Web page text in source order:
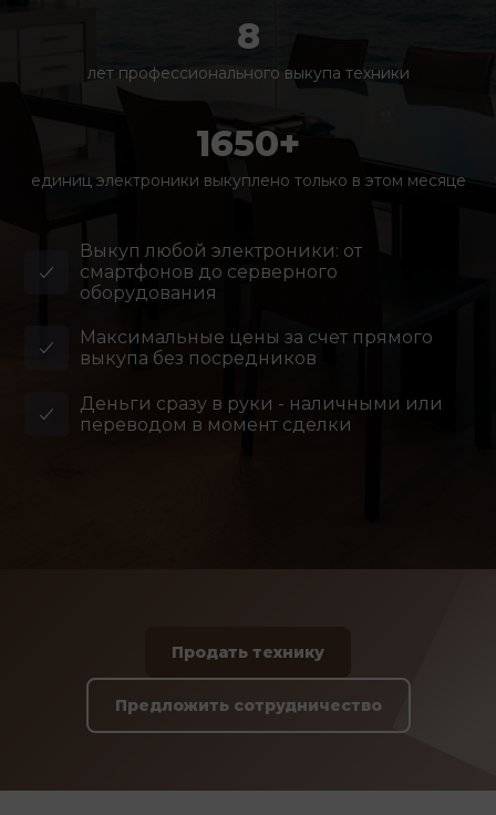
8
лет профессионального выкупа техники
1650+
единиц электроники выкуплено только в этом месяце
Выкуп любой электроники: от
смартфонов до серверного
оборудования
Максимальные цены за счет прямого
выкупа без посредников
Деньги сразу в руки - наличными или
переводом в момент сделки
Продать технику
Предложить сотрудничество